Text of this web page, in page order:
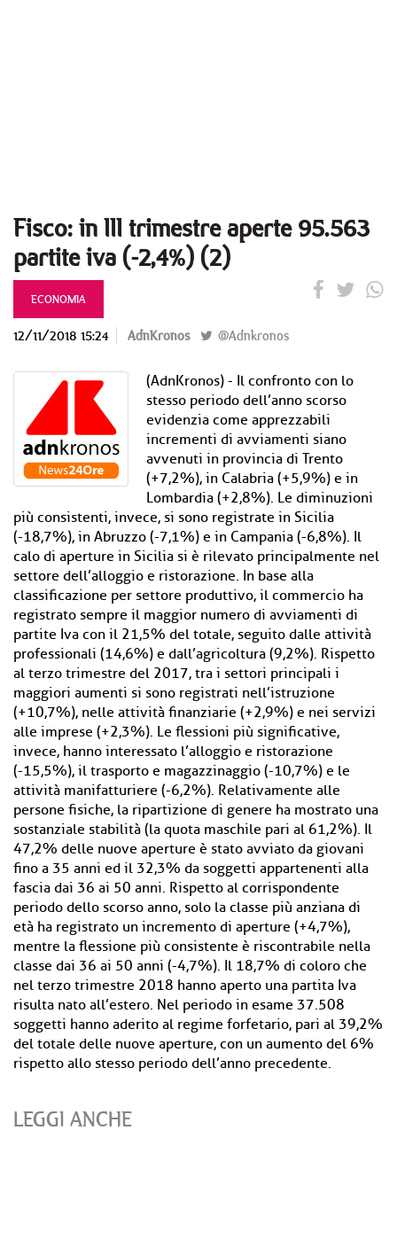
Fisco: in III trimestre aperte 95.563
partite iva (-2,4%) (2)
ECONOMIA
12/11/2018 15:24 AdnKronos @Adnkronos
(AdnKronos) - Il confronto con lo
stesso periodo dell’anno scorso
evidenzia come apprezzabili
incrementi di avviamenti siano
avvenuti in provincia di Trento
(+7,2%), in Calabria (+5,9%) e in
Lombardia (+2,8%). Le diminuzioni
più consistenti, invece, si sono registrate in Sicilia
(-18,7%), in Abruzzo (-7,1%) e in Campania (-6,8%). Il
calo di aperture in Sicilia si è rilevato principalmente nel
settore dell’alloggio e ristorazione. In base alla
classificazione per settore produttivo, il commercio ha
registrato sempre il maggior numero di avviamenti di
partite Iva con il 21,5% del totale, seguito dalle attività
professionali (14,6%) e dall’agricoltura (9,2%). Rispetto
al terzo trimestre del 2017, tra i settori principali i
maggiori aumenti si sono registrati nell’istruzione
(+10,7%), nelle attività finanziarie (+2,9%) e nei servizi
alle imprese (+2,3%). Le flessioni più significative,
invece, hanno interessato l’alloggio e ristorazione
(-15,5%), il trasporto e magazzinaggio (-10,7%) e le
attività manifatturiere (-6,2%). Relativamente alle
persone fisiche, la ripartizione di genere ha mostrato una
sostanziale stabilità (la quota maschile pari al 61,2%). Il
47,2% delle nuove aperture è stato avviato da giovani
fino a 35 anni ed il 32,3% da soggetti appartenenti alla
fascia dai 36 ai 50 anni. Rispetto al corrispondente
periodo dello scorso anno, solo la classe più anziana di
età ha registrato un incremento di aperture (+4,7%),
mentre la flessione più consistente è riscontrabile nella
classe dai 36 ai 50 anni (-4,7%). Il 18,7% di coloro che
nel terzo trimestre 2018 hanno aperto una partita Iva
risulta nato all’estero. Nel periodo in esame 37.508
soggetti hanno aderito al regime forfetario, pari al 39,2%
del totale delle nuove aperture, con un aumento del 6%
rispetto allo stesso periodo dell’anno precedente.
LEGGI ANCHE